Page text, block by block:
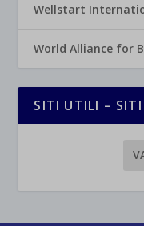
Wellstart
World Alliance for
SITI UTILI –